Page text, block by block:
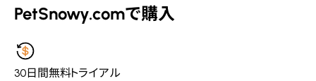
PetSnowy.comで購入
30日間無料トライアル